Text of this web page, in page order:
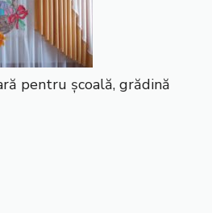
pentru școală, grădină